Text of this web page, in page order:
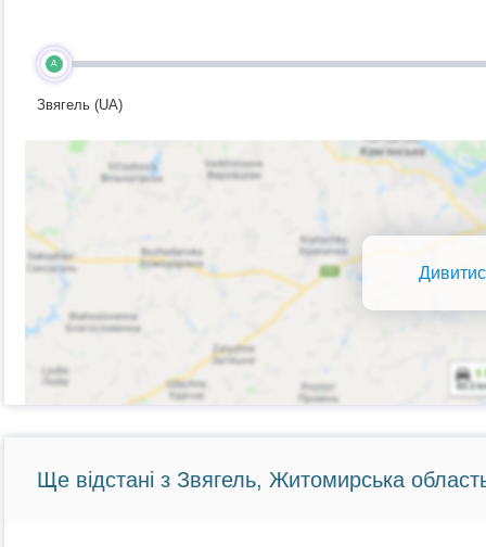
A
Звягель (UA)
Ще відстані з Звягель, Житомирська